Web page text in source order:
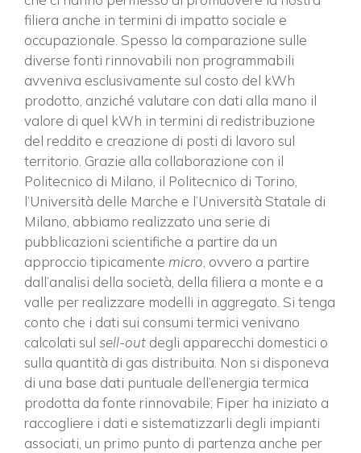
filiera anche in termini di impatto sociale e
occupazionale. Spesso la comparazione sulle
diverse fonti rinnovabili non programmabili
avveniva esclusivamente sul costo del kWh
prodotto, anziché valutare con dati alla mano il
valore di quel kWh in termini di redistribuzione
del reddito e creazione di posti di lavoro sul
territorio. Grazie alla collaborazione con il
Politecnico di Milano, il Politecnico di Torino,
l’Università delle Marche e l’Università Statale di
Milano, abbiamo realizzato una serie di
pubblicazioni scientifiche a partire da un
approccio tipicamente micro , ovvero a partire
dall’analisi della società, della filiera a monte e a
valle per realizzare modelli in aggregato. Si tenga
conto che i dati sui consumi termici venivano
calcolati sul sell-out degli apparecchi domestici o
sulla quantità di gas distribuita. Non si disponeva
di una base dati puntuale dell’energia termica
prodotta da fonte rinnovabile; Fiper ha iniziato a
raccogliere i dati e sistematizzarli degli impianti
associati, un primo punto di partenza anche per